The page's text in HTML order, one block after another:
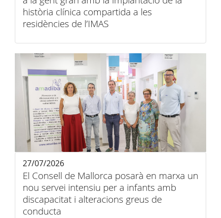
història clínica compartida a les
residències de l’IMAS
El Consell de Mallorca posarà en marxa un
nou servei intensiu per a infants amb
discapacitat i alteracions greus de
conducta
27/07/2026